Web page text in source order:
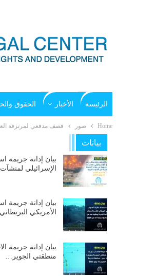
الرئيسة الأخبار الحقوق
Home صور قصف مدفعي لمرتزقة
بيانات
بيان إدانة جريمة
الإسرائيلي
بيان إدانة جريمة
الأمريكي
منطقتي الجوير…